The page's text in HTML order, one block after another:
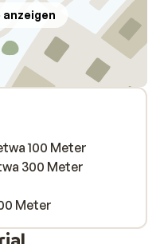
100 Meter
300 Meter
Meter